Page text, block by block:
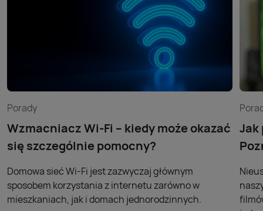
Porady
Wzmacniacz Wi-Fi – kiedy może okazać
się szczególnie pomocny?
Domowa sieć Wi-Fi jest zazwyczaj głównym
sposobem korzystania z internetu zarówno w
mieszkaniach, jak i domach jednorodzinnych.
Jak